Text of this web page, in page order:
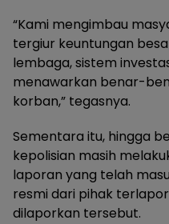
“Kami mengimbau
tergiur keuntungan
lembaga, sistem
menawarkan benar-
korban,” tegasnya.
Sementara itu, hingga
kepolisian masih
laporan yang telah
resmi dari pihak
dilaporkan tersebut.